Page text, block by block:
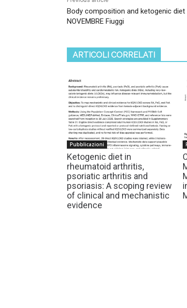
Body composition and ketogenic diet
NOVEMBRE Fiuggi
ARTICOLI CORRELATI
Pubblicazioni
Ketogenic diet in
rheumatoid arthritis,
psoriatic arthritis and
psoriasis: A scoping review
of clinical and mechanistic
evidence